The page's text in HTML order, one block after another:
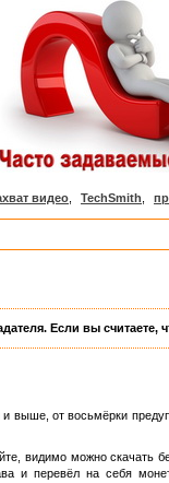
видео TechSmith
Если вы считаете,
выше, от восьмёрки
видимо можно скачать
и перевёл на себя